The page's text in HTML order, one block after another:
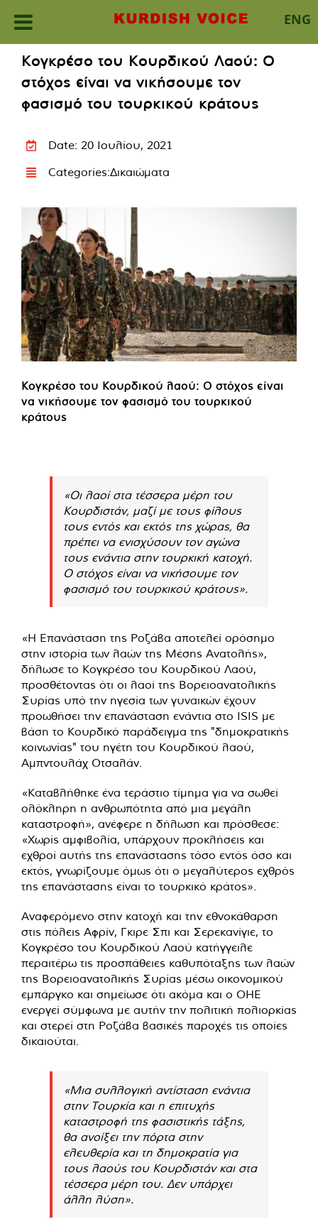
ENG
content
Κογκρέσο του Κουρδικού Λαού: Ο
στόχος είναι να νικήσουμε τον
φασισμό του τουρκικού κράτους
Date: 20 Ιουλίου, 2021
Categories:Δικαιώματα
Κογκρέσο του Κουρδικού λαού: Ο στόχος είναι
να νικήσουμε τον φασισμό του τουρκικού
κράτους
«Οι λαοί στα τέσσερα μέρη του
Κουρδιστάν, μαζί με τους φίλους
τους εντός και εκτός της χώρας, θα
πρέπει να ενισχύσουν τον αγώνα
τους ενάντια στην τουρκική κατοχή.
Ο στόχος είναι να νικήσουμε τον
φασισμό του τουρκικού κράτους».
«Η Επανάσταση της Ροζάβα αποτελεί ορόσημο
στην ιστορία των λαών της Μέσης Ανατολής»,
δήλωσε το Κογκρέσο του Κουρδικού Λαού,
προσθέτοντας ότι οι λαοί της Βορειοανατολικής
Συρίας υπό την ηγεσία των γυναικών έχουν
προωθήσει την επανάσταση ενάντια στο ISIS με
βάση το Κουρδικό παράδειγμα της "δημοκρατικής
κοινωνίας" του ηγέτη του Κουρδικού λαού,
Αμπντουλάχ Οτσαλάν.
«Καταβλήθηκε ένα τεράστιο τίμημα για να σωθεί
ολόκληρη η ανθρωπότητα από μια μεγάλη
καταστροφή», ανέφερε η δήλωση και πρόσθεσε:
«Χωρίς αμφιβολία, υπάρχουν προκλήσεις και
εχθροί αυτής της επανάστασης τόσο εντός όσο και
εκτός, γνωρίζουμε όμως ότι ο μεγαλύτερος εχθρός
της επανάστασης είναι το τουρκικό κράτος».
Αναφερόμενο στην κατοχή και την εθνοκάθαρση
στις πόλεις Αφρίν, Γκιρε Σπι και Σερεκανίγιε, το
Κογκρέσο του Κουρδικού Λαού κατήγγειλε
περαιτέρω τις προσπάθειες καθυπόταξης των λαών
της Βορειοανατολικής Συρίας μέσω οικονομικού
εμπάργκο και σημείωσε ότι ακόμα και ο ΟΗΕ
ενεργεί σύμφωνα με αυτήν την πολιτική πολιορκίας
και στερεί στη Ροζάβα βασικές παροχές τις οποίες
δικαιούται.
«Μια συλλογική αντίσταση ενάντια
στην Τουρκία και η επιτυχής
καταστροφή της φασιστικής τάξης,
θα ανοίξει την πόρτα στην
ελευθερία και τη δημοκρατία για
τους λαούς του Κουρδιστάν και στα
τέσσερα μέρη του. Δεν υπάρχει
άλλη λύση».